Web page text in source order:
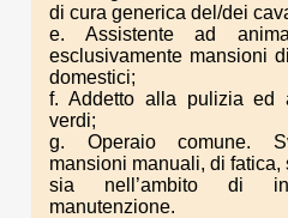
di cura generica del/dei
e. Assistente ad
esclusivamente mansioni
domestici;
f. Addetto alla pulizia ed
verdi;
g. Operaio comune.
mansioni manuali, di
sia nell’ambito di
manutenzione.